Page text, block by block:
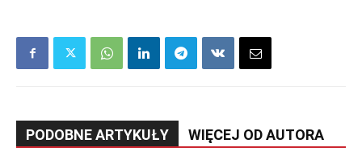
PODOBNE ARTYKUŁY WIĘCEJ OD AUTORA